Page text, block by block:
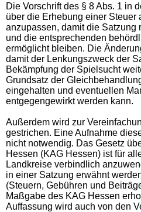
Die Vorschrift des § 8 Abs. 1 in
über die Erhebung einer Steuer
anzupassen, damit die Satzung
und die entsprechenden
ermöglicht bleiben. Die
damit der Lenkungszweck der
Bekämpfung der Spielsucht
Grundsatz der
eingehalten und eventuellen
entgegengewirkt werden kann.
Außerdem wird zur
gestrichen. Eine Aufnahme
nicht notwendig. Das Gesetz
Hessen (KAG Hessen) ist für
Landkreise verbindlich
in einer Satzung erwähnt
(Steuern, Gebühren und
Maßgabe des KAG Hessen
Auffassung wird auch von den